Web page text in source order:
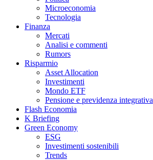
Microeconomia
Tecnologia
Finanza
Mercati
Analisi e commenti
Rumors
Risparmio
Asset Allocation
Investimenti
Mondo ETF
Pensione e previdenza integrativa
Flash Economia
K Briefing
Green Economy
ESG
Investimenti sostenibili
Trends